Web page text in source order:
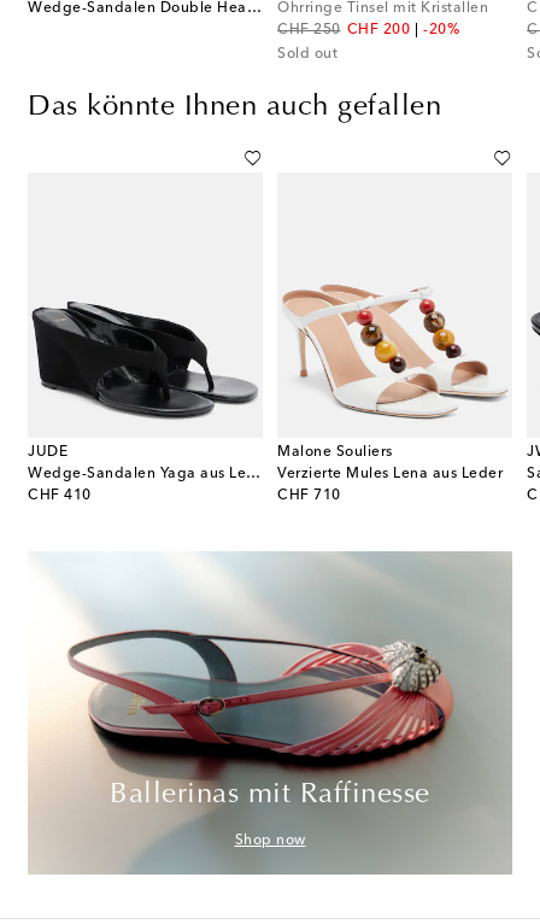
Wedge-Sandalen Double Heart aus Satin mit Kristallen
Ohrringe Tinsel mit Kristallen
CHF 250
original priceCHF 200
discount price
-20%
Sold out
Das könnte Ihnen auch gefallen
JUDE
Wedge-Sandalen Yaga aus Leder
CHF 410
original price
Malone Souliers
Verzierte Mules Lena aus Leder
CHF 710
original price
Ballerinas mit Raffinesse
Shop now